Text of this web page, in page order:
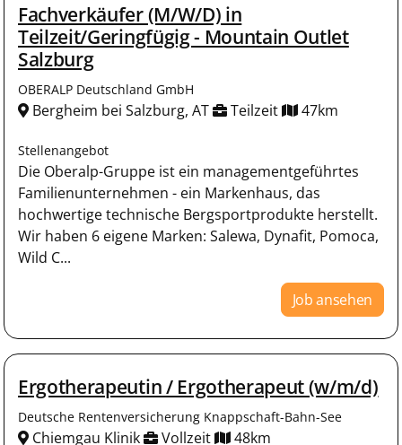
Fachverkäufer (M/W/D) in
Teilzeit/Geringfügig - Mountain Outlet
Salzburg
OBERALP Deutschland GmbH
Bergheim bei Salzburg, AT Teilzeit 47km
Stellenangebot
Die Oberalp-Gruppe ist ein managementgeführtes
Familienunternehmen - ein Markenhaus, das
hochwertige technische Bergsportprodukte herstellt.
Wir haben 6 eigene Marken: Salewa, Dynafit, Pomoca,
Wild C...
Job ansehen
Ergotherapeutin / Ergotherapeut (w/m/d)
Deutsche Rentenversicherung Knappschaft-Bahn-See
Chiemgau Klinik Vollzeit 48km